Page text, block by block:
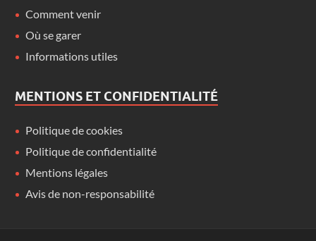
Comment venir
Où se garer
Informations utiles
MENTIONS ET CONFIDENTIALITÉ
Politique de cookies
Politique de confidentialité
Mentions légales
Avis de non-responsabilité